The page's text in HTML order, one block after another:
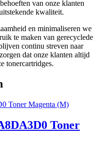
van onze klanten
kwaliteit.
en minimaliseren we
te maken van gerecyclede
continu streven naar
dat onze klanten altijd
tonercartridges.
Toner